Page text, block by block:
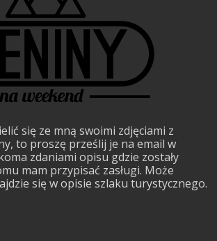
się ze mną swoimi zdjęciami z
to proszę prześlij je na email w
zdaniami opisu gdzie zostały
mam przypisać zasługi. Może
się w opisie szlaku turystycznego.